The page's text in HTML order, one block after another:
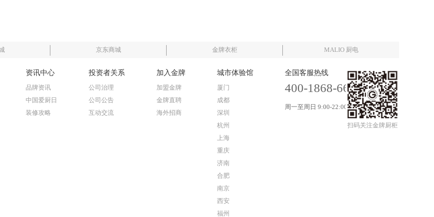
京东商城 金牌衣柜 MALIO 厨电
资讯中心
品牌资讯
中国爱厨日
装修攻略
投资者关系
公司治理
公司公告
互动交流
加入金牌
加盟金牌
金牌直聘
海外招商
城市体验馆
厦门
成都
深圳
杭州
上海
重庆
济南
合肥
南京
西安
福州
全国客服热线
400-1868-666
周一至周日 9:00-22:00
扫码关注金牌厨柜